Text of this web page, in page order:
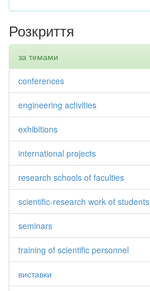
Розкриття
за темами
conferences
engineering activities
exhibitions
international projects
research schools of faculties
scientific-research work of students
seminars
training of scientific personnel
виставки